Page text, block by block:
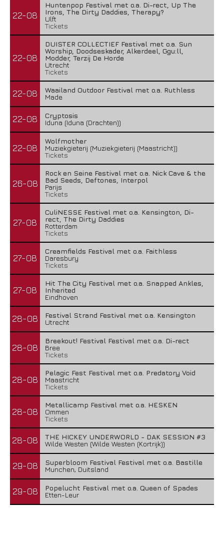
22-08
Huntenpop Festival met o.a. Di-rect, Up The
Irons, The Dirty Daddies, Therapy?
Ulft
Tickets
22-08
DUISTER COLLECTIEF Festival met o.a. Sun
Worship, Doodseskader, Alkerdeel, Ggu:ll,
Modder, Terzij De Horde
Utrecht
Tickets
22-08
Waailand Outdoor Festival met o.a. Ruthless
Made
22-08
Cryptosis
Iduna (Iduna (Drachten))
22-08
Wolfmother
Muziekgieterij (Muziekgieterij (Maastricht))
Tickets
26-08
Rock en Seine Festival met o.a. Nick Cave & the
Bad Seeds, Deftones, Interpol
Parijs
Tickets
27-08
CuliNESSE Festival met o.a. Kensington, Di-
rect, The Dirty Daddies
Rotterdam
Tickets
27-08
Creamfields Festival met o.a. Faithless
Daresbury
Tickets
27-08
Hit The City Festival met o.a. Snapped Ankles,
Inherited
Eindhoven
28-08
Festival Strand Festival met o.a. Kensington
Utrecht
28-08
Breekout! Festival Festival met o.a. Di-rect
Bree
Tickets
28-08
Pelagic Fest Festival met o.a. Predatory Void
Maastricht
Tickets
28-08
Metallicamp Festival met o.a. HESKEN
Ommen
Tickets
28-08
THE HICKEY UNDERWORLD - DAK SESSION #3
Wilde Westen (Wilde Westen (Kortrijk))
29-08
Superbloom Festival Festival met o.a. Bastille
Munchen, Duitsland
29-08
Popelucht Festival met o.a. Queen of Spades
Etten-Leur